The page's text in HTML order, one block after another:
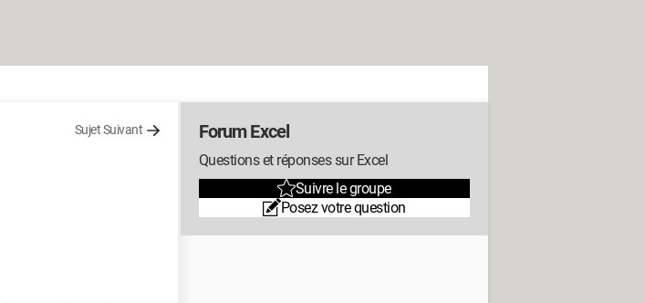
Sujet Suivant Forum Excel
Questions et réponses sur Excel
Suivre le groupe
Posez votre question